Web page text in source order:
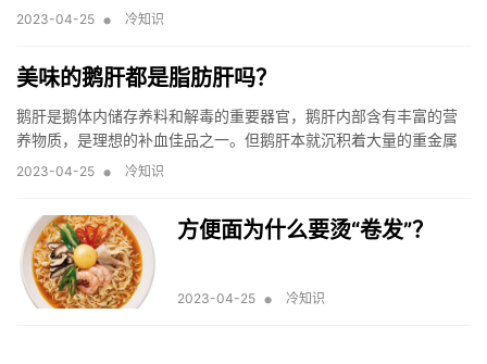
下逐渐得到加强，增强免疫功能。
2023-04-25 • 冷知识
美味的鹅肝都是脂肪肝吗？
鹅肝是鹅体内储存养料和解毒的重要器官，鹅肝内部含有丰富的营
养物质，是理想的补血佳品之一。但鹅肝本就沉积着大量的重金属
等有害物质，不适合长期食用，脂肪肝患者更应该对其保持距离。
2023-04-25 • 冷知识
方便面为什么要烫“卷发”？
2023-04-25 • 冷知识